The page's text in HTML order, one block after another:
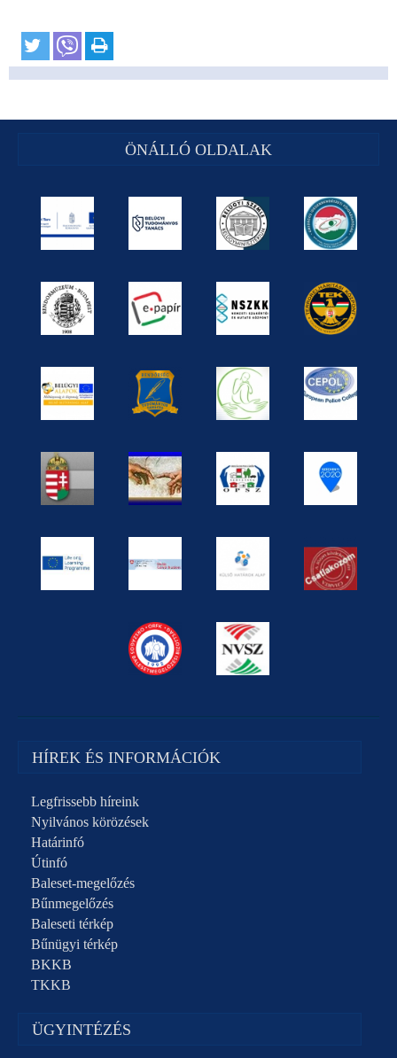
ÖNÁLLÓ OLDALAK
HÍREK ÉS INFORMÁCIÓK
Legfrissebb híreink
Nyilvános körözések
Határinfó
Útinfó
Baleset-megelőzés
Bűnmegelőzés
Baleseti térkép
Bűnügyi térkép
BKKB
TKKB
ÜGYINTÉZÉS